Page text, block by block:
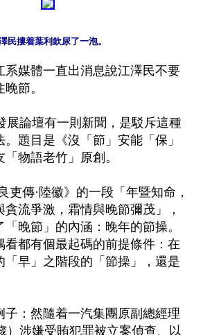
民摟着葉利欽尿了一泡。
系媒體一直出消息說江澤民不要
節。
展論壇有一則新聞，是駁斥這種
題目是《沒「節」安能「保」
物語老竹」原創。
吏傳·陸徽》的一段「年暨知命，
貪流爭激，霜情與晚節彌茂」，
晚節」的內涵：晚年的節操。
都有個最起碼的前提條件：在
「早」之階段的「節操」，還是
子：然隨着一汽集團原副總經理
）涉嫌受賄犯罪被立案偵查、以